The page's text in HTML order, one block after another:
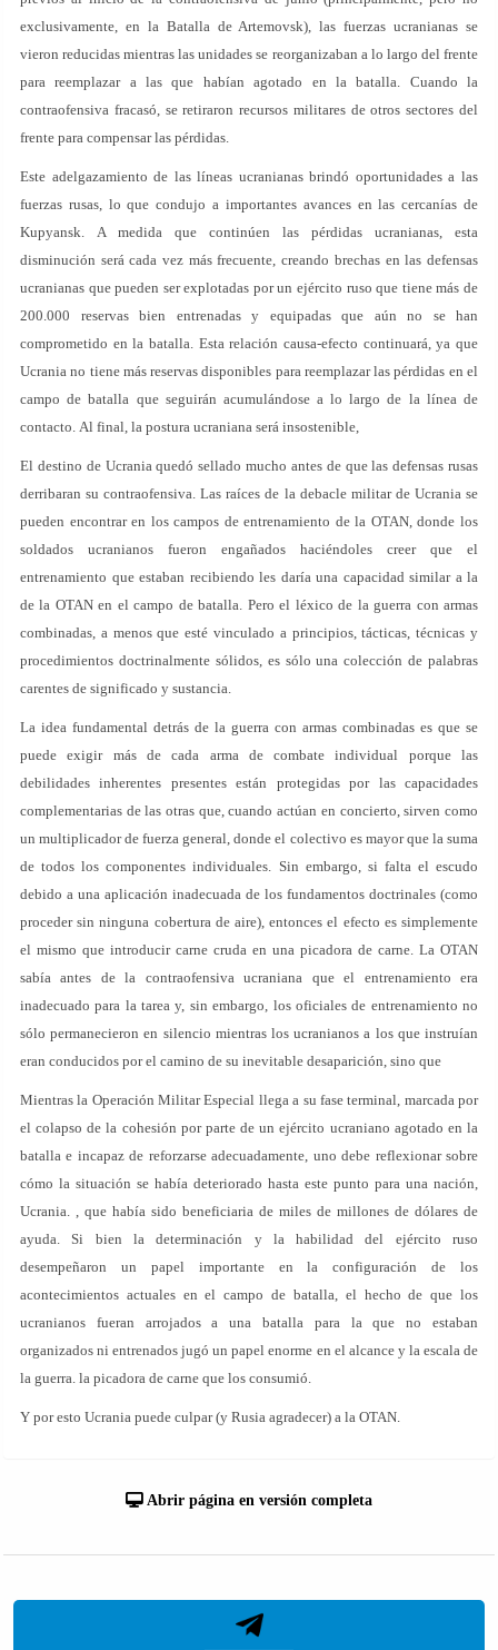
exclusivamente, en la Batalla de Artemovsk), las fuerzas ucranianas se
vieron reducidas mientras las unidades se reorganizaban a lo largo del frente
para reemplazar a las que habían agotado en la batalla. Cuando la
contraofensiva fracasó, se retiraron recursos militares de otros sectores del
frente para compensar las pérdidas.
Este adelgazamiento de las líneas ucranianas brindó oportunidades a las
fuerzas rusas, lo que condujo a importantes avances en las cercanías de
Kupyansk. A medida que continúen las pérdidas ucranianas, esta
disminución será cada vez más frecuente, creando brechas en las defensas
ucranianas que pueden ser explotadas por un ejército ruso que tiene más de
200.000 reservas bien entrenadas y equipadas que aún no se han
comprometido en la batalla. Esta relación causa-efecto continuará, ya que
Ucrania no tiene más reservas disponibles para reemplazar las pérdidas en el
campo de batalla que seguirán acumulándose a lo largo de la línea de
contacto. Al final, la postura ucraniana será insostenible,
El destino de Ucrania quedó sellado mucho antes de que las defensas rusas
derribaran su contraofensiva. Las raíces de la debacle militar de Ucrania se
pueden encontrar en los campos de entrenamiento de la OTAN, donde los
soldados ucranianos fueron engañados haciéndoles creer que el
entrenamiento que estaban recibiendo les daría una capacidad similar a la
de la OTAN en el campo de batalla. Pero el léxico de la guerra con armas
combinadas, a menos que esté vinculado a principios, tácticas, técnicas y
procedimientos doctrinalmente sólidos, es sólo una colección de palabras
carentes de significado y sustancia.
La idea fundamental detrás de la guerra con armas combinadas es que se
puede exigir más de cada arma de combate individual porque las
debilidades inherentes presentes están protegidas por las capacidades
complementarias de las otras que, cuando actúan en concierto, sirven como
un multiplicador de fuerza general, donde el colectivo es mayor que la suma
de todos los componentes individuales. Sin embargo, si falta el escudo
debido a una aplicación inadecuada de los fundamentos doctrinales (como
proceder sin ninguna cobertura de aire), entonces el efecto es simplemente
el mismo que introducir carne cruda en una picadora de carne. La OTAN
sabía antes de la contraofensiva ucraniana que el entrenamiento era
inadecuado para la tarea y, sin embargo, los oficiales de entrenamiento no
sólo permanecieron en silencio mientras los ucranianos a los que instruían
eran conducidos por el camino de su inevitable desaparición, sino que
Mientras la Operación Militar Especial llega a su fase terminal, marcada por
el colapso de la cohesión por parte de un ejército ucraniano agotado en la
batalla e incapaz de reforzarse adecuadamente, uno debe reflexionar sobre
cómo la situación se había deteriorado hasta este punto para una nación,
Ucrania. , que había sido beneficiaria de miles de millones de dólares de
ayuda. Si bien la determinación y la habilidad del ejército ruso
desempeñaron un papel importante en la configuración de los
acontecimientos actuales en el campo de batalla, el hecho de que los
ucranianos fueran arrojados a una batalla para la que no estaban
organizados ni entrenados jugó un papel enorme en el alcance y la escala de
la guerra. la picadora de carne que los consumió.
Y por esto Ucrania puede culpar (y Rusia agradecer) a la OTAN.
Abrir página en versión completa